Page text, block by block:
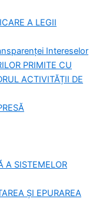
A LEGII
Intereselor
PRIMITE CU
ACTIVITĂȚII DE
A SISTEMELOR
ȘI EPURAREA